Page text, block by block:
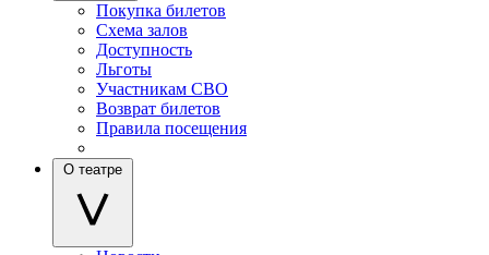
Покупка билетов
Схема залов
Доступность
Льготы
Участникам СВО
Возврат билетов
Правила посещения
О театре